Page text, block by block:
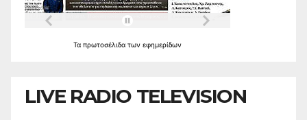
Τα πρωτοσέλιδα των εφημερίδων
LIVE RADIO TELEVISION